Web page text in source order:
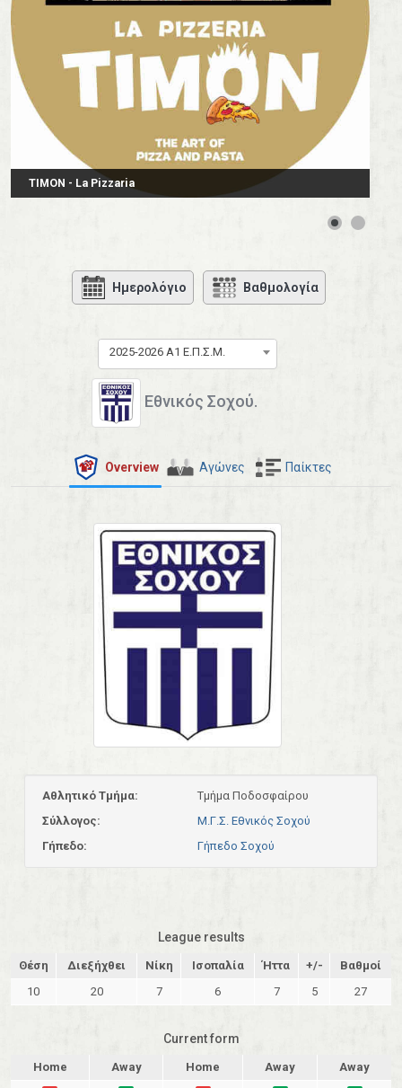
TIMON - La Pizzaria
Ημερολόγιο Βαθμολογία
2025-2026 Α1 Ε.Π.Σ.Μ.
Εθνικός Σοχού.
Overview Αγώνες Παίκτες
Αθλητικό Τμήμα:
Τμήμα Ποδοσφαίρου
Σύλλογος:
Μ.Γ.Σ. Εθνικός Σοχού
Γήπεδο:
Γήπεδο Σοχού
League results
Θέση Διεξήχθει Νίκη Ισοπαλία Ήττα +/-
Βαθμοί
10
20 7 6 7 5 27
Current form
Home Away Home Away Away